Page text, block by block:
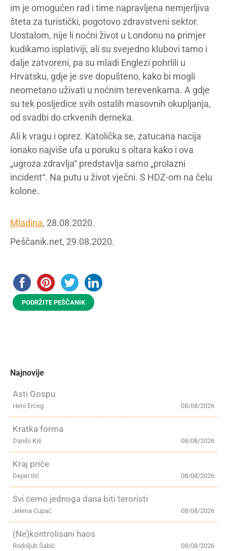
im je omogućen rad i time napravljena nemjerljiva
šteta za turistički, pogotovo zdravstveni sektor.
Uostalom, nije li noćni život u Londonu na primjer
kudikamo isplativiji, ali su svejedno klubovi tamo i
dalje zatvoreni, pa su mladi Englezi pohrlili u
Hrvatsku, gdje je sve dopušteno, kako bi mogli
neometano uživati u noćnim terevenkama. A gdje
su tek posljedice svih ostalih masovnih okupljanja,
od svadbi do crkvenih derneka.
Ali k vragu i oprez. Katolička se, zatucana nacija
ionako najviše ufa u poruku s oltara kako i ova
„ugroza zdravlja“ predstavlja samo „prolazni
incident“. Na putu u život vječni. S HDZ-om na čelu
kolone.
Mladina, 28.08.2020.
Peščanik.net, 29.08.2020.
PODRŽITE PEŠČANIK
Najnovije
Asti Gospu
08/08/2026
Heni Erceg
Kratka forma
08/08/2026
Danilo Kiš
Kraj priče
08/08/2026
Dejan Ilić
Svi ćemo jednoga dana biti teroristi
08/08/2026
Jelena Cupać
(Ne)kontrolisani haos
08/08/2026
Rodoljub Šabić